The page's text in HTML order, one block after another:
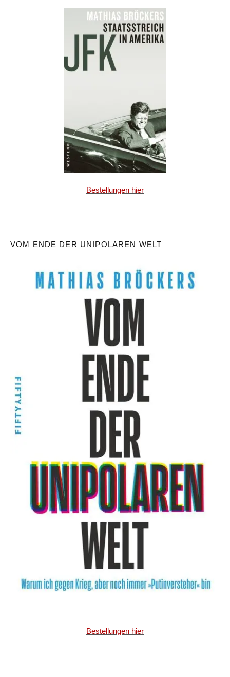
Bestellungen hier
VOM ENDE DER UNIPOLAREN WELT
Bestellungen hier